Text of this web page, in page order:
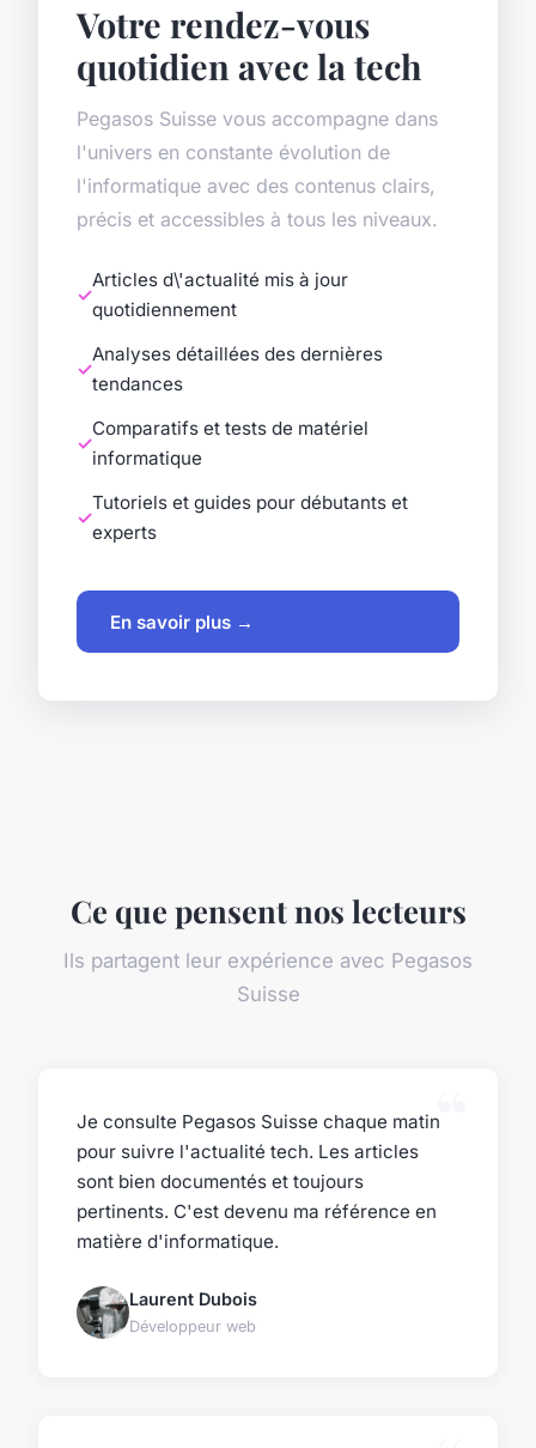
Votre rendez-vous
quotidien avec la tech
Pegasos Suisse vous accompagne dans
l'univers en constante évolution de
l'informatique avec des contenus clairs,
précis et accessibles à tous les niveaux.
Articles d\'actualité mis à jour
quotidiennement
Analyses détaillées des dernières
tendances
Comparatifs et tests de matériel
informatique
Tutoriels et guides pour débutants et
experts
En savoir plus →
Ce que pensent nos lecteurs
Ils partagent leur expérience avec Pegasos
Suisse
Je consulte Pegasos Suisse chaque matin
pour suivre l'actualité tech. Les articles
sont bien documentés et toujours
pertinents. C'est devenu ma référence en
matière d'informatique.
Laurent Dubois
Développeur web